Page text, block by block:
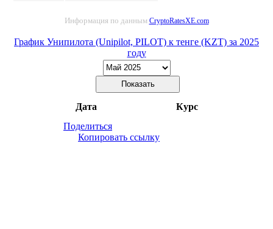
Информация по данным CryptoRatesXE.com
График Унипилота (Unipilot, PILOT) к тенге (KZT) за 2025
году
Дата
Курс
Поделиться
Копировать ссылку